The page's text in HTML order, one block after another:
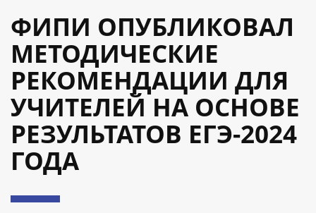
ФИПИ ОПУБЛИКОВАЛ
МЕТОДИЧЕСКИЕ
РЕКОМЕНДАЦИИ ДЛЯ
УЧИТЕЛЕЙ НА ОСНОВЕ
РЕЗУЛЬТАТОВ ЕГЭ-2024
ГОДА